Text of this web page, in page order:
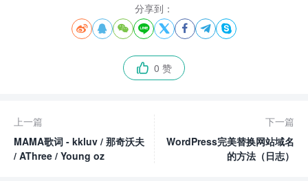
分享到：
       
 0 赞
上一篇
MAMA歌词 - kkluv / 那奇沃夫
/ AThree / Young oz
下一篇
WordPress完美替换网站域名
的方法（日志）